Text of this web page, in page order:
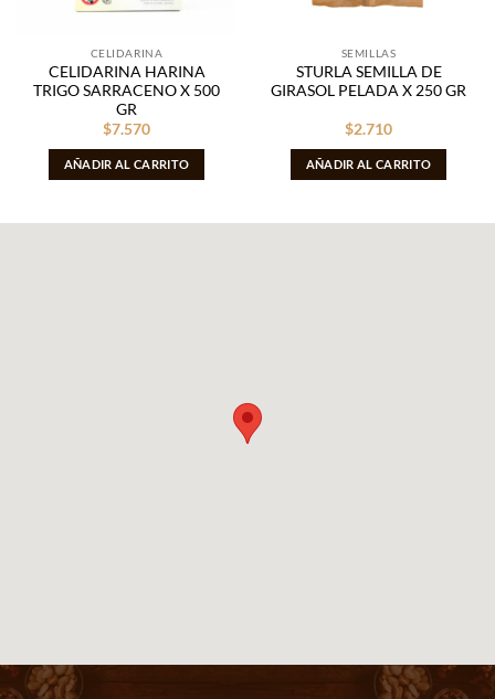
CELIDARINA
CELIDARINA HARINA
TRIGO SARRACENO X 500
GR
$7.570
AÑADIR AL CARRITO
SEMILLAS
STURLA SEMILLA DE
GIRASOL PELADA X 250 GR
$2.710
AÑADIR AL CARRITO